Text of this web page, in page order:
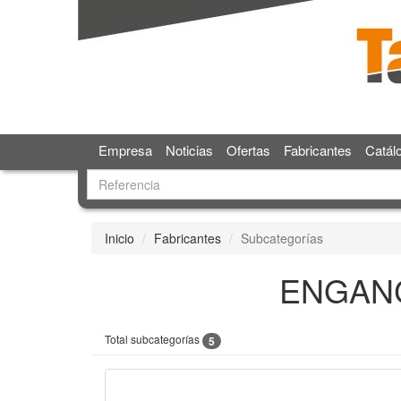
Empresa Noticias Ofertas Fabricantes
Inicio Fabricantes Subcategorías
Total subcategorías 5